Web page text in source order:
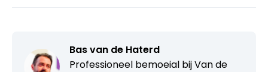
Bas van de Haterd
Professioneel bemoeial bijVan de